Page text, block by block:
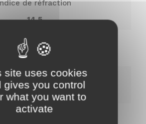
de réfraction
14.5
Jutosité
juteux
Maturité
tardive (novembre)
Masse volumique
site uses cookies
gives you control
what you want to
activate